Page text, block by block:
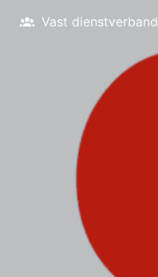
Vast dienstverband